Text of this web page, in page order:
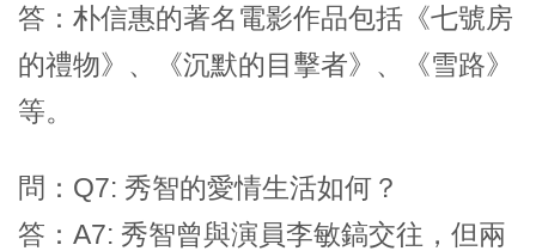
答：朴信惠的著名電影作品包括《七號房
的禮物》、《沉默的目擊者》、《雪路》
等。
問：Q7: 秀智的愛情生活如何？
答：A7: 秀智曾與演員李敏鎬交往，但兩